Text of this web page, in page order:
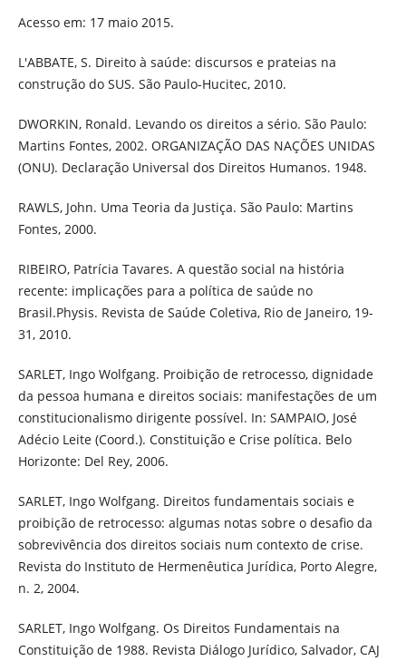
Acesso em: 17 maio 2015.
L'ABBATE, S. Direito à saúde: discursos e prateias na
construção do SUS. São Paulo-Hucitec, 2010.
DWORKIN, Ronald. Levando os direitos a sério. São Paulo:
Martins Fontes, 2002. ORGANIZAÇÃO DAS NAÇÕES UNIDAS
(ONU). Declaração Universal dos Direitos Humanos. 1948.
RAWLS, John. Uma Teoria da Justiça. São Paulo: Martins
Fontes, 2000.
RIBEIRO, Patrícia Tavares. A questão social na história
recente: implicações para a política de saúde no
Brasil.Physis. Revista de Saúde Coletiva, Rio de Janeiro, 19-
31, 2010.
SARLET, Ingo Wolfgang. Proibição de retrocesso, dignidade
da pessoa humana e direitos sociais: manifestações de um
constitucionalismo dirigente possível. In: SAMPAIO, José
Adécio Leite (Coord.). Constituição e Crise política. Belo
Horizonte: Del Rey, 2006.
SARLET, Ingo Wolfgang. Direitos fundamentais sociais e
proibição de retrocesso: algumas notas sobre o desafio da
sobrevivência dos direitos sociais num contexto de crise.
Revista do Instituto de Hermenêutica Jurídica, Porto Alegre,
n. 2, 2004.
SARLET, Ingo Wolfgang. Os Direitos Fundamentais na
Constituição de 1988. Revista Diálogo Jurídico, Salvador, CAJ